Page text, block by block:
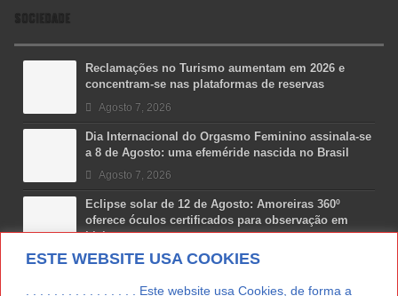
ESTE WEBSITE USA COOKIES
. . . . . . . . . . . . . . . . Este website usa Cookies, de forma a
SOCIEDADE
Reclamações no Turismo aumentam em 2026 e
concentram-se nas plataformas de reservas
Agosto 7, 2026
Dia Internacional do Orgasmo Feminino assinala-se
a 8 de Agosto: uma efeméride nascida no Brasil
Agosto 7, 2026
Eclipse solar de 12 de Agosto: Amoreiras 360º
oferece óculos certificados para observação em
Lisboa
Agosto 7, 2026
Lua Afonso vence prémio internacional de liderança